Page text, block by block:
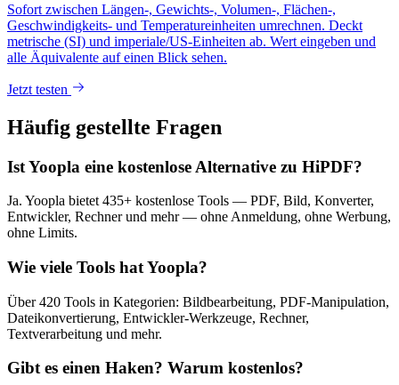
Sofort zwischen Längen-, Gewichts-, Volumen-, Flächen-,
Geschwindigkeits- und Temperatureinheiten umrechnen. Deckt
metrische (SI) und imperiale/US-Einheiten ab. Wert eingeben und
alle Äquivalente auf einen Blick sehen.
Jetzt testen
Häufig gestellte Fragen
Ist Yoopla eine kostenlose Alternative zu HiPDF?
Ja. Yoopla bietet 435+ kostenlose Tools — PDF, Bild, Konverter,
Entwickler, Rechner und mehr — ohne Anmeldung, ohne Werbung,
ohne Limits.
Wie viele Tools hat Yoopla?
Über 420 Tools in Kategorien: Bildbearbeitung, PDF-Manipulation,
Dateikonvertierung, Entwickler-Werkzeuge, Rechner,
Textverarbeitung und mehr.
Gibt es einen Haken? Warum kostenlos?